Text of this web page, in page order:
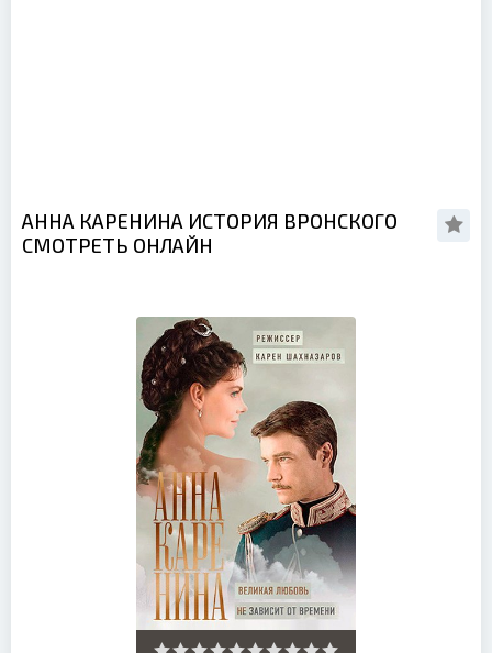
АННА КАРЕНИНА ИСТОРИЯ ВРОНСКОГО
СМОТРЕТЬ ОНЛАЙН